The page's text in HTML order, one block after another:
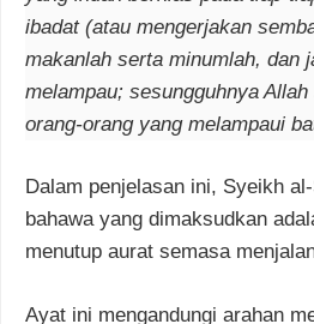
ibadat (atau mengerjakan
makanlah serta minumlah, dan
melampau; sesungguhnya
orang-orang yang melampaui
Dalam penjelasan ini, Syeikh
bahawa yang dimaksudkan
menutup aurat semasa
Ayat ini mengandungi arahan